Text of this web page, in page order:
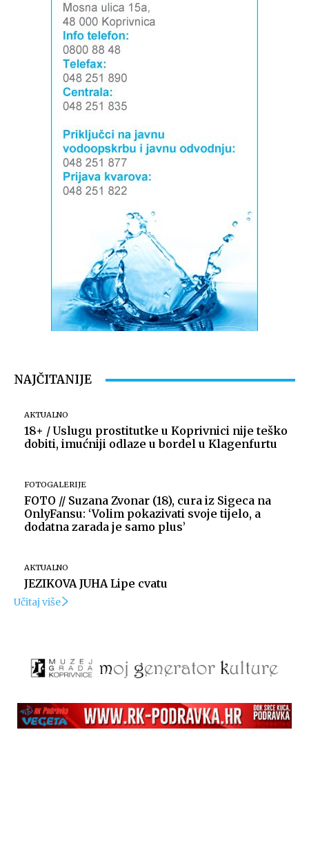
NAJČITANIJE
AKTUALNO
18+ / Uslugu prostitutke u Koprivnici nije teško
dobiti, imućniji odlaze u bordel u Klagenfurtu
FOTOGALERIJE
FOTO // Suzana Zvonar (18), cura iz Sigeca na
OnlyFansu: ‘Volim pokazivati svoje tijelo, a
dodatna zarada je samo plus’
AKTUALNO
JEZIKOVA JUHA Lipe cvatu
Učitaj više